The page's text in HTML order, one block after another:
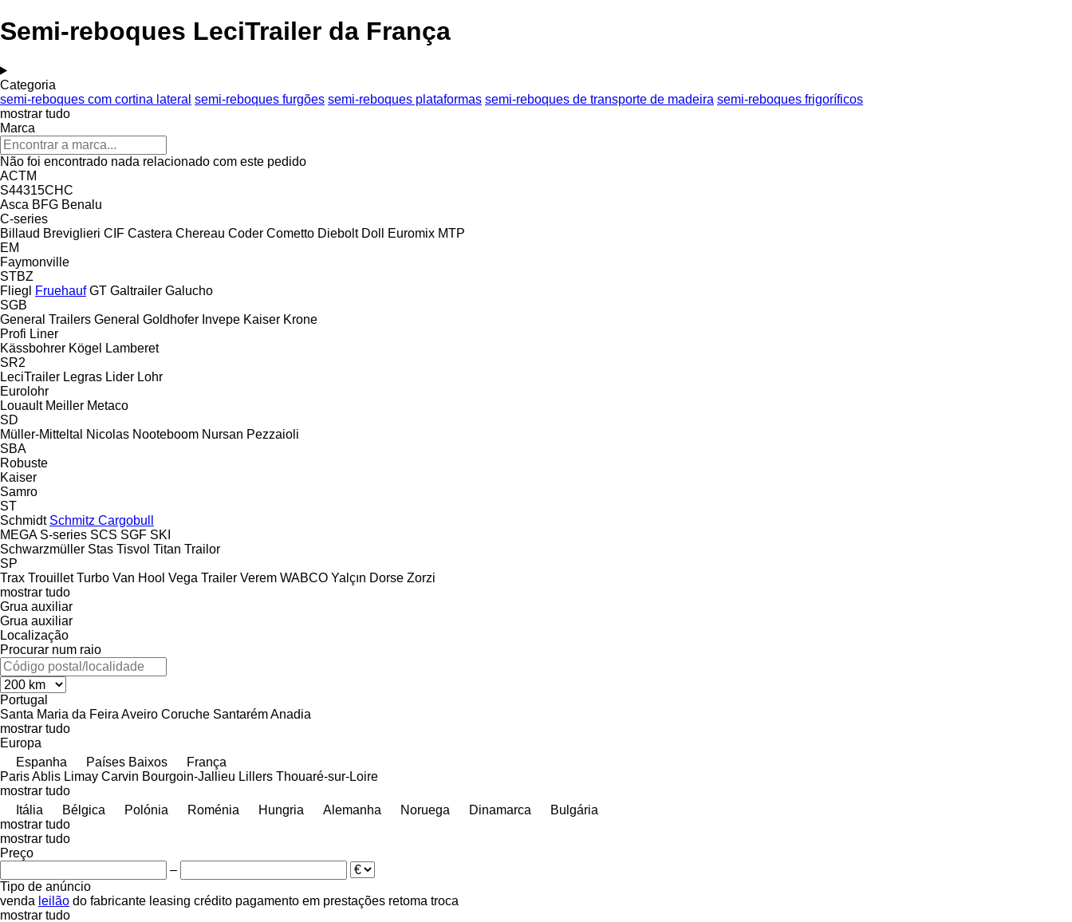
Semi-reboques LeciTrailer da França
Categoria
semi-reboques com cortina lateral semi-reboques furgões semi-reboques plataformas semi-reboques de transporte de madeira semi-reboques frigoríficos
mostrar tudo
Marca
Não foi encontrado nada relacionado com este pedido
ACTM
S44315CHC
Asca BFG Benalu
C-series
Billaud Breviglieri CIF Castera Chereau Coder Cometto Diebolt Doll
Euromix MTP
EM
Faymonville
STBZ
Fliegl
Fruehauf GT Galtrailer Galucho
SGB
General Trailers General Goldhofer Invepe Kaiser Krone
Profi Liner
Kässbohrer Kögel
Lamberet
SR2
LeciTrailer Legras Lider Lohr
Eurolohr
Louault Meiller Metaco
SD
Müller-Mitteltal
Nicolas Nooteboom Nursan Pezzaioli
SBA
Robuste
Kaiser
Samro
ST
Schmidt Schmitz Cargobull
MEGA S-series SCS SGF SKI
Schwarzmüller Stas Tisvol Titan Trailor
SP
Trax Trouillet Turbo Van Hool Vega Trailer Verem WABCO Yalçın Dorse Zorzi
mostrar tudo
Grua auxiliar
Grua auxiliar
Localização
Procurar num raio
Portugal
Santa Maria da Feira Aveiro Coruche SantarémAnadia
mostrar tudo
Europa
Espanha
Países Baixos
França
ParisAblis Limay Carvin Bourgoin-Jallieu Lillers Thouaré-sur-Loire
mostrar tudo
Itália
Bélgica Polónia Roménia Hungria Alemanha Noruega Dinamarca
Bulgária
mostrar tudo
mostrar tudo
Preço
–
Tipo de anúncio
venda leilão do fabricante leasing crédito pagamento em prestações retoma troca
mostrar tudo